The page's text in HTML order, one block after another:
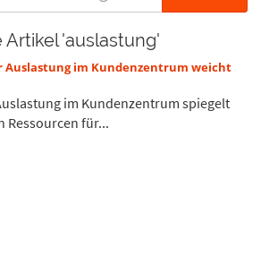
'auslastung'
Auslastung im Kundenzentrum weicht
im Kundenzentrum spiegelt
Ressourcen für...